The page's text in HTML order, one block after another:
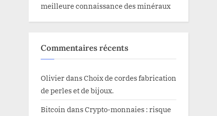
meilleure connaissance des minéraux
Commentaires récents
OlivierdansChoix de cordes fabrication
de perles et de bijoux.
Bitcoin dansCrypto-monnaies : risque